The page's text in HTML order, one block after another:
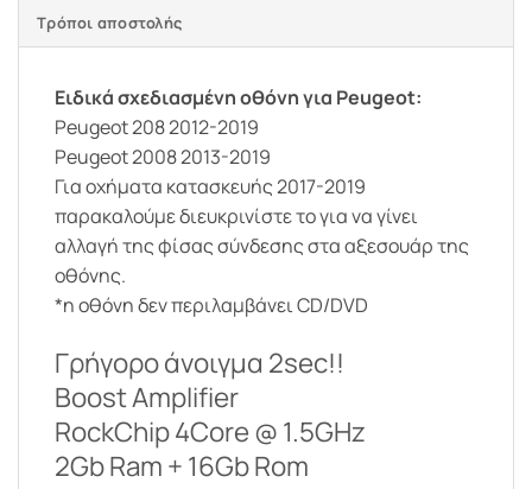
Τρόποι αποστολής
Ειδικά σχεδιασμένη οθόνη για Peugeot:
Peugeot 208 2012-2019
Peugeot 2008 2013-2019
Για οχήματα κατασκευής 2017-2019
παρακαλούμε διευκρινίστε το για να γίνει
αλλαγή της φίσας σύνδεσης στα αξεσουάρ της
οθόνης.
*η οθόνη δεν περιλαμβάνει CD/DVD
Γρήγορο άνοιγμα 2sec!!
Boost Amplifier
RockChip 4Core @ 1.5GHz
2Gb Ram + 16Gb Rom